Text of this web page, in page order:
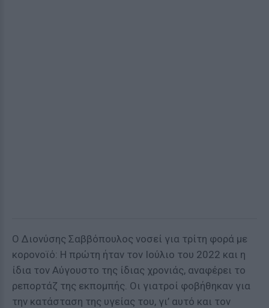
Ο Διονύσης Σαββόπουλος νοσεί για τρίτη φορά με
κορονοϊό: Η πρώτη ήταν τον Ιούλιο του 2022 και η
ίδια τον Αύγουστο της ίδιας χρονιάς, αναφέρει το
ρεπορτάζ της εκπομπής. Οι γιατροί φοβήθηκαν για
την κατάσταση της υγείας του, γι’ αυτό και τον